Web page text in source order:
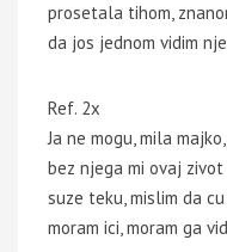
prosetala tihom,
da jos jednom vidim
Ref. 2x
Ja ne mogu, mila
bez njega mi ovaj
suze teku, mislim da
moram ici, moram ga